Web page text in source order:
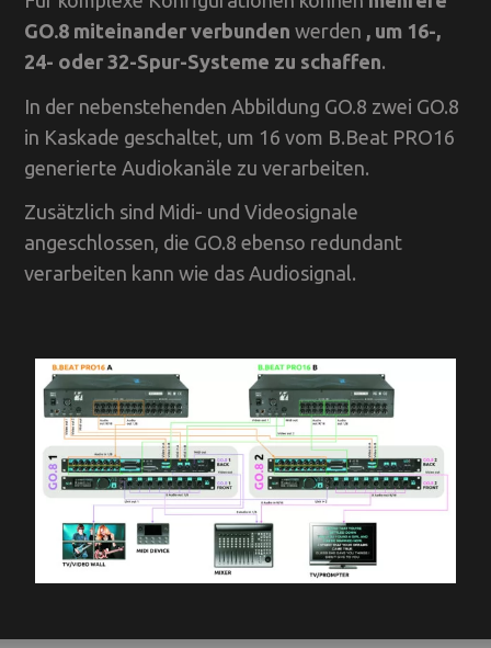
GO.8 miteinander verbunden werden , um 16-,
24- oder 32-Spur-Systeme zu schaffen.
In der nebenstehenden Abbildung GO.8 zwei GO.8
in Kaskade geschaltet, um 16 vom B.Beat PRO16
generierte Audiokanäle zu verarbeiten.
Zusätzlich sind Midi- und Videosignale
angeschlossen, die GO.8 ebenso redundant
verarbeiten kann wie das Audiosignal.